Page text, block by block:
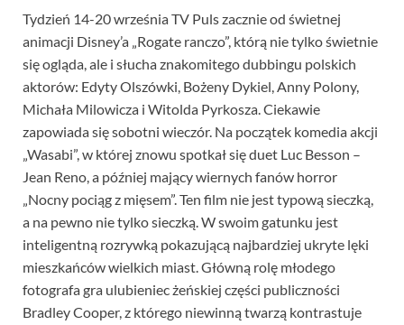
Tydzień 14-20 września TV Puls zacznie od świetnej
animacji Disney’a „Rogate ranczo”, którą nie tylko świetnie
się ogląda, ale i słucha znakomitego dubbingu polskich
aktorów: Edyty Olszówki, Bożeny Dykiel, Anny Polony,
Michała Milowicza i Witolda Pyrkosza. Ciekawie
zapowiada się sobotni wieczór. Na początek komedia akcji
„Wasabi”, w której znowu spotkał się duet Luc Besson –
Jean Reno, a później mający wiernych fanów horror
„Nocny pociąg z mięsem”. Ten film nie jest typową sieczką,
a na pewno nie tylko sieczką. W swoim gatunku jest
inteligentną rozrywką pokazującą najbardziej ukryte lęki
mieszkańców wielkich miast. Główną rolę młodego
fotografa gra ulubieniec żeńskiej części publiczności
Bradley Cooper, z którego niewinną twarzą kontrastuje